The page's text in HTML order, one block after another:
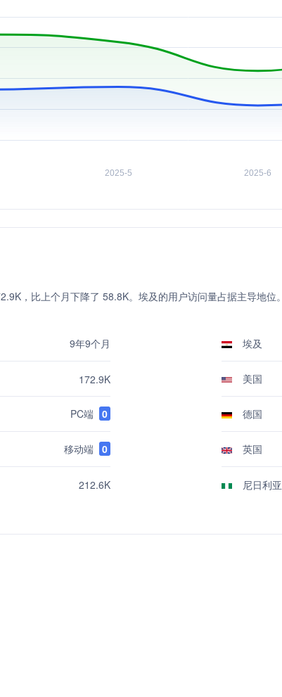
，比上个月下降了 58.8K。埃及的用户访问量占据主导地位。
9年9个月
172.9K
PC端 0
移动端 0
212.6K
埃及
美国
德国
英国
尼日利亚